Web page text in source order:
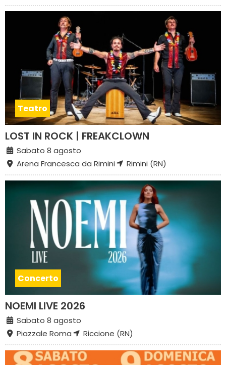
Teatro
LOST IN ROCK | FREAKCLOWN
Sabato 8 agosto
Arena Francesca da Rimini
Rimini (RN)
Concerto
NOEMI LIVE 2026
Sabato 8 agosto
Piazzale Roma
Riccione (RN)